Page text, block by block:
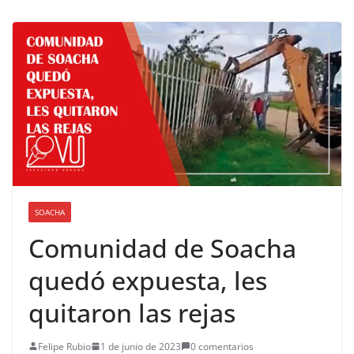
SOACHA
Comunidad de Soacha
quedó expuesta, les
quitaron las rejas
Felipe Rubio 1 de junio de 2023
0 comentarios